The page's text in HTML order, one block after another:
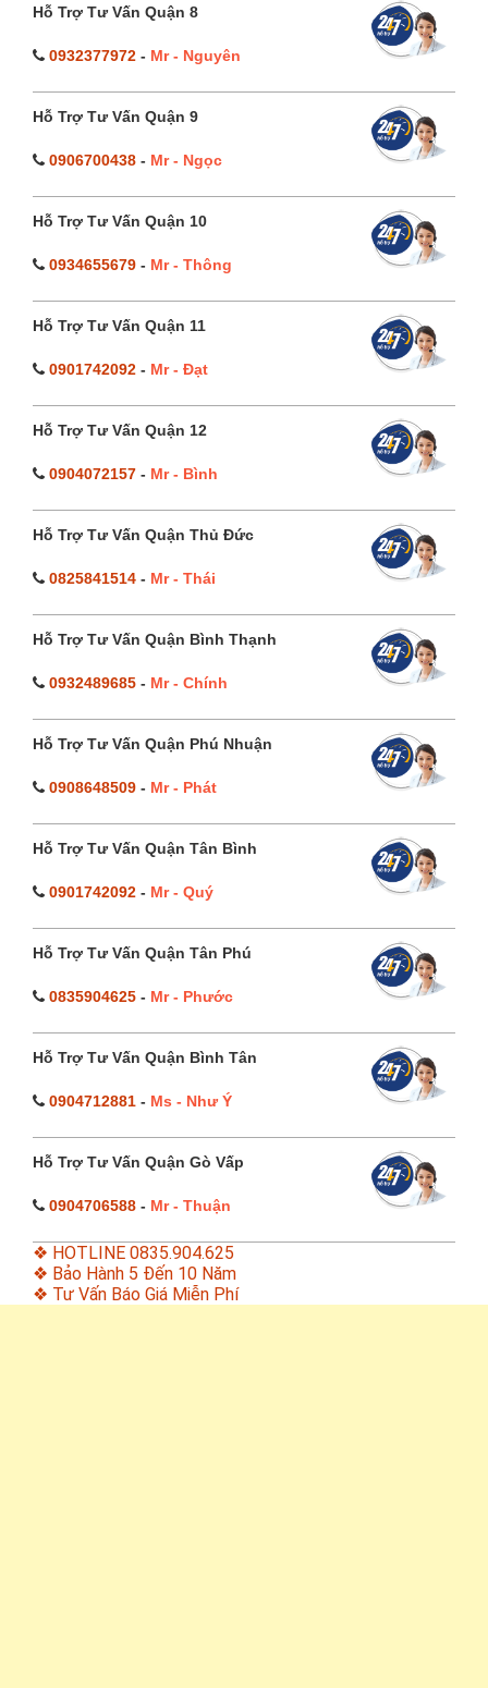
Hỗ Trợ Tư Vấn Quận 8
0932377972 - Mr - Nguyên
Hỗ Trợ Tư Vấn Quận 9
0906700438 - Mr - Ngọc
Hỗ Trợ Tư Vấn Quận 10
0934655679 - Mr - Thông
Hỗ Trợ Tư Vấn Quận 11
0901742092 - Mr - Đạt
Hỗ Trợ Tư Vấn Quận 12
0904072157 - Mr - Bình
Hỗ Trợ Tư Vấn Quận Thủ Đức
0825841514 - Mr - Thái
Hỗ Trợ Tư Vấn Quận Bình Thạnh
0932489685 - Mr - Chính
Hỗ Trợ Tư Vấn Quận Phú Nhuận
0908648509 - Mr - Phát
Hỗ Trợ Tư Vấn Quận Tân Bình
0901742092 - Mr - Quý
Hỗ Trợ Tư Vấn Quận Tân Phú
0835904625 - Mr - Phước
Hỗ Trợ Tư Vấn Quận Bình Tân
0904712881 - Ms - Như Ý
Hỗ Trợ Tư Vấn Quận Gò Vấp
0904706588 - Mr - Thuận
❖ HOTLINE 0835.904.625
❖ Bảo Hành 5 Đến 10 Năm
❖ Tư Vấn Báo Giá Miễn Phí